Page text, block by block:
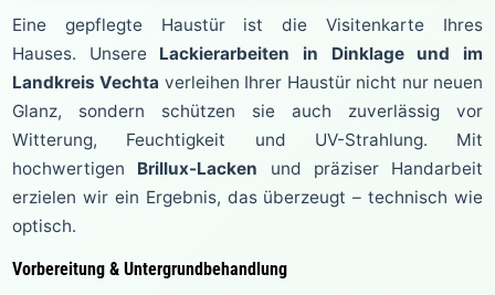
Eine gepflegte Haustür ist die Visitenkarte Ihres
Hauses. Unsere Lackierarbeiten in Dinklage und im
Landkreis Vechta verleihen Ihrer Haustür nicht nur neuen
Glanz, sondern schützen sie auch zuverlässig vor
Witterung, Feuchtigkeit und UV-Strahlung. Mit
hochwertigen Brillux-Lacken und präziser Handarbeit
erzielen wir ein Ergebnis, das überzeugt – technisch wie
optisch.
Vorbereitung & Untergrundbehandlung